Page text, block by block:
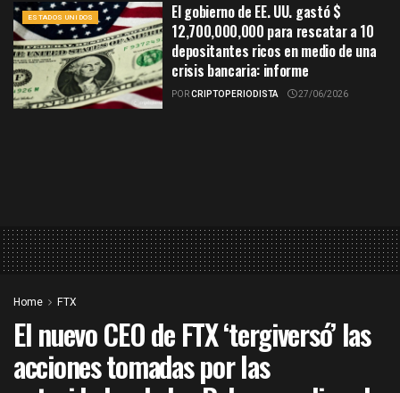
ESTADOS UNIDOS
El gobierno de EE. UU. gastó $
12,700,000,000 para rescatar a 10
depositantes ricos en medio de una
crisis bancaria: informe
PORCRIPTOPERIODISTA 27/06/2026
Home FTX
El nuevo CEO de FTX ‘tergiversó’ las
acciones tomadas por las